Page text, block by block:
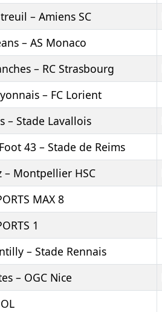
– Amiens SC
– AS Monaco
– RC Strasbourg
– FC Lorient
– Stade Lavallois
43 – Stade de Reims
– Montpellier HSC
MAX 8
1
– Stade Rennais
– OGC Nice